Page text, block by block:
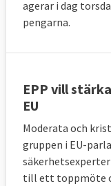
agerar i dag
pengarna.
EPP vill
EU
Moderata och
gruppen i EU-
till ett toppmöte